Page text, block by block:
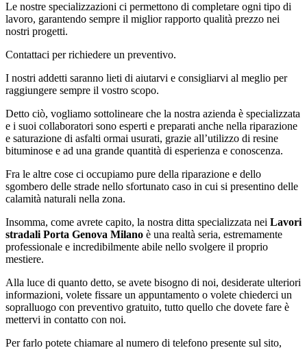
Le nostre specializzazioni ci permettono di completare ogni tipo di
lavoro, garantendo sempre il miglior rapporto qualità prezzo nei
nostri progetti.
Contattaci per richiedere un preventivo.
I nostri addetti saranno lieti di aiutarvi e consigliarvi al meglio per
raggiungere sempre il vostro scopo.
Detto ciò, vogliamo sottolineare che la nostra azienda è specializzata
e i suoi collaboratori sono esperti e preparati anche nella riparazione
e saturazione di asfalti ormai usurati, grazie all’utilizzo di resine
bituminose e ad una grande quantità di esperienza e conoscenza.
Fra le altre cose ci occupiamo pure della riparazione e dello
sgombero delle strade nello sfortunato caso in cui si presentino delle
calamità naturali nella zona.
Insomma, come avrete capito, la nostra ditta specializzata nei Lavori
stradali Porta Genova Milano è una realtà seria, estremamente
professionale e incredibilmente abile nello svolgere il proprio
mestiere.
Alla luce di quanto detto, se avete bisogno di noi, desiderate ulteriori
informazioni, volete fissare un appuntamento o volete chiederci un
sopralluogo con preventivo gratuito, tutto quello che dovete fare è
mettervi in contatto con noi.
Per farlo potete chiamare al numero di telefono presente sul sito,